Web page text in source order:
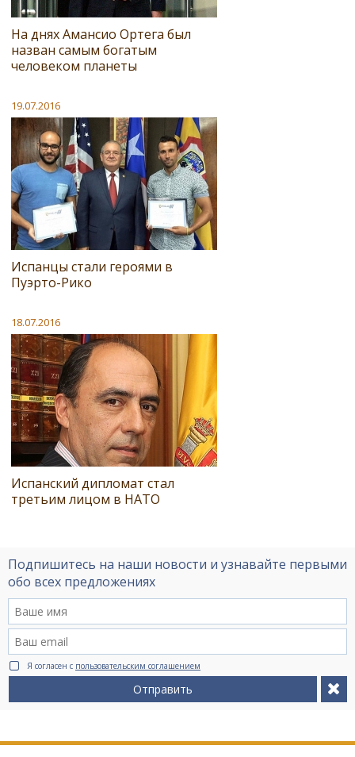
На днях Амансио Ортега был
назван самым богатым
человеком планеты
19.07.2016
Испанцы стали героями в
Пуэрто-Рико
18.07.2016
Испанский дипломат стал
третьим лицом в НАТО
Подпишитесь на наши новости и узнавайте первыми
обо всех предложениях
Я согласен с пользовательским соглашением
Отправить